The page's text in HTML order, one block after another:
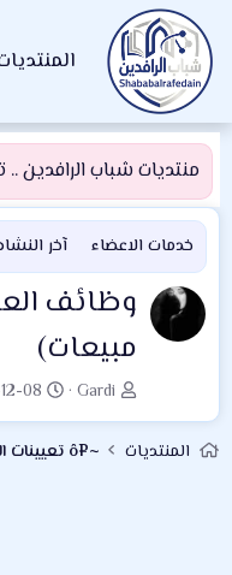
منتديات شباب الرافدين
خدمات الاعضاء آخر
وظائف
مبيعات)
ب
ا
د
Gardi
ت
ا
ر
08
المنتديات ~¤ô تعيينات العراق ô¤~